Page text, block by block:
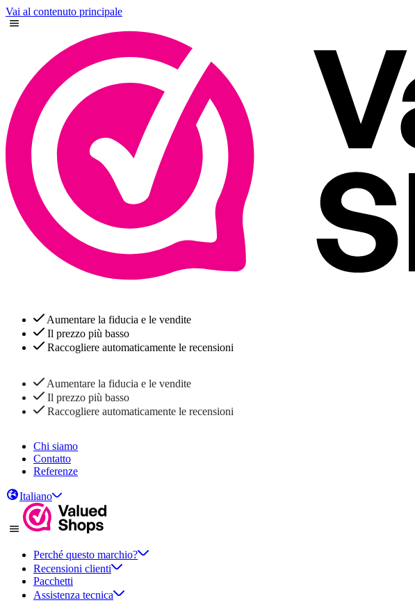
Vai al contenuto principale
Aumentare la fiducia e le vendite
Il prezzo più basso
Raccogliere automaticamente le recensioni
Aumentare la fiducia e le vendite
Il prezzo più basso
Raccogliere automaticamente le recensioni
Chi siamo
Contatto
Referenze
Italiano
Perché questo marchio?
Recensioni clienti
Pacchetti
Assistenza tecnica